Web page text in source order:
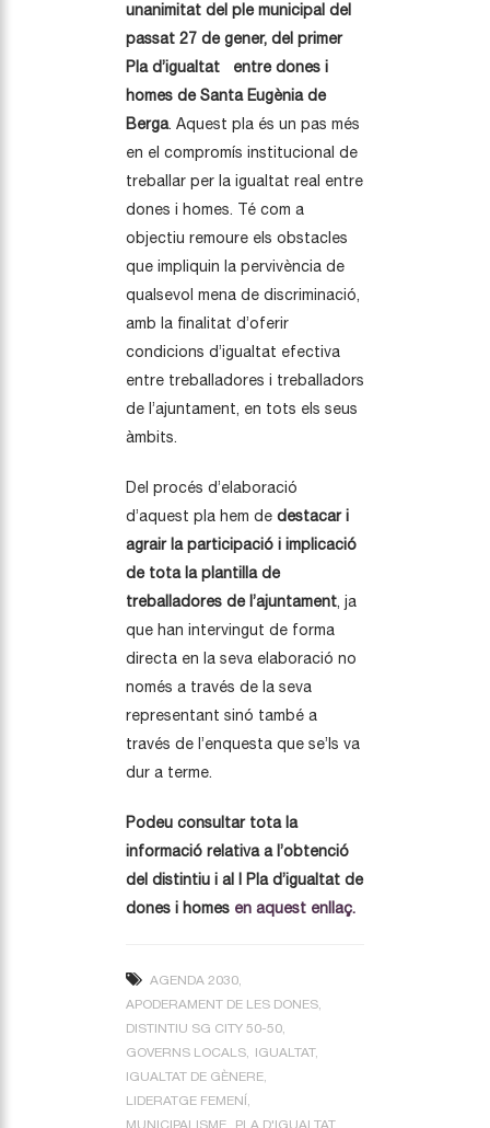
unanimitat del ple municipal del
passat 27 de gener, del primer
Pla d’igualtat entre dones i
homes de Santa Eugènia de
Berga. Aquest pla és un pas més
en el compromís institucional de
treballar per la igualtat real entre
dones i homes. Té com a
objectiu remoure els obstacles
que impliquin la pervivència de
qualsevol mena de discriminació,
amb la finalitat d’oferir
condicions d’igualtat efectiva
entre treballadores i treballadors
de l’ajuntament, en tots els seus
àmbits.
Del procés d’elaboració
d’aquest pla hem de destacar i
agrair la participació i implicació
de tota la plantilla de
treballadores de l’ajuntament, ja
que han intervingut de forma
directa en la seva elaboració no
només a través de la seva
representant sinó també a
través de l’enquesta que se’ls va
dur a terme.
Podeu consultar tota la
informació relativa a l’obtenció
del distintiu i al I Pla d’igualtat de
dones i homes en aquest enllaç.
AGENDA 2030
APODERAMENT DE LES DONES
DISTINTIU SG CITY 50-50
GOVERNS LOCALS
IGUALTAT
IGUALTAT DE GÈNERE
LIDERATGE FEMENÍ
MUNICIPALISME
PLA D'IGUALTAT